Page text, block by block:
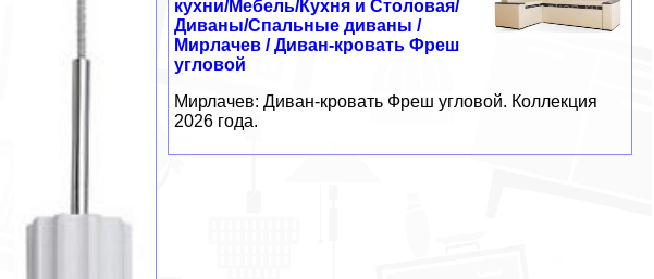
кухни/Мебель/Кухня и Столовая/
Диваны/Спальные диваны /
Мирлачев / Диван-кровать Фреш
угловой
Мирлачев: Диван-кровать Фреш угловой. Коллекция
2026 года.